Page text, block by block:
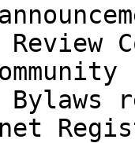
Review
Bylaws